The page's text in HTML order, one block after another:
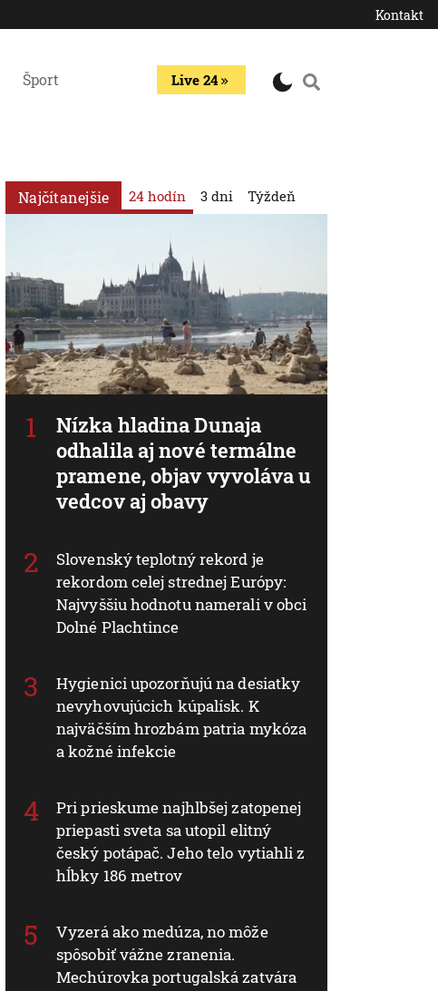
Kontakt
Šport Live 24
Najčítanejšie 24 hodín
Nízka hladina Dunaja
odhalila aj nové termálne
pramene, objav vyvoláva u
vedcov aj obavy
Slovenský teplotný rekord je
rekordom celej strednej Európy:
Najvyššiu hodnotu namerali v obci
Dolné Plachtince
Hygienici upozorňujú na desiatky
nevyhovujúcich kúpalísk. K
najväčším hrozbám patria mykóza
a kožné infekcie
Pri prieskume najhlbšej zatopenej
priepasti sveta sa utopil elitný
český potápač. Jeho telo vytiahli z
hĺbky 186 metrov
Vyzerá ako medúza, no môže
spôsobiť vážne zranenia.
Mechúrovka portugalská zatvára
3 dni Týždeň